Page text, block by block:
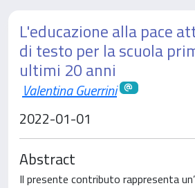
L'educazione alla pace
di testo per la scuola
ultimi 20 anni
Valentina Guerrini
2022-01-01
Abstract
Il presente contributo rappresenta